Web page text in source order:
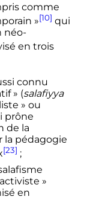
comme
»[10] qui
néo-
en trois
connu
» (salafiyya
» ou
prône
de la
la pédagogie
[23] ;
»
en